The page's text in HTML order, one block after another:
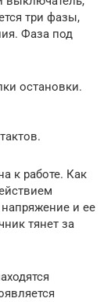
три фазы,
Фаза под
остановки.
к работе. Как
напряжение и ее
тянет за